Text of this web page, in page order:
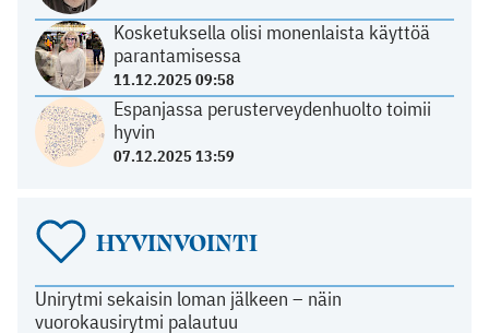
Kosketuksella olisi monenlaista käyttöä
parantamisessa
11.12.2025 09:58
Espanjassa perusterveydenhuolto toimii
hyvin
07.12.2025 13:59
HYVINVOINTI
Unirytmi sekaisin loman jälkeen – näin
vuorokausirytmi palautuu